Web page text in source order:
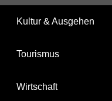
Kultur & Ausgehen
Tourismus
Wirtschaft